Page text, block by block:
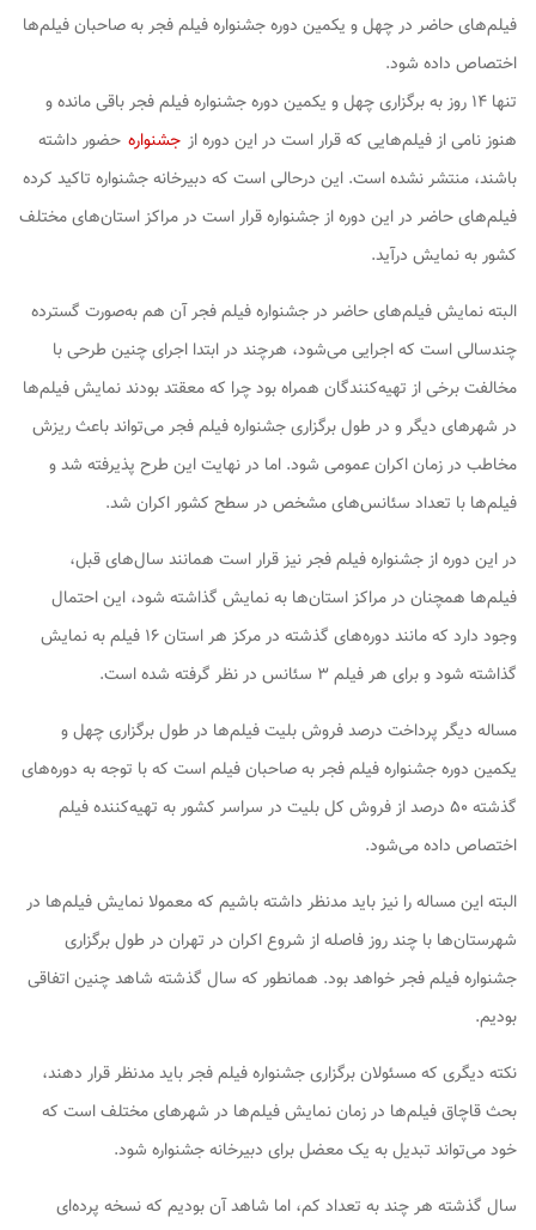
فیلم‌های حاضر در چهل و یکمین دوره جشنواره فیلم فجر به صاحبان فیلم‌ها
اختصاص داده شود.
تنها ۱۴ روز به برگزاری چهل و یکمین دوره جشنواره فیلم فجر باقی مانده و
هنوز نامی از فیلم‌هایی که قرار است در این دوره از جشنواره حضور داشته
باشند، منتشر نشده است. این درحالی است که دبیرخانه جشنواره تاکید کرده
فیلم‌های حاضر در این دوره از جشنواره قرار است در مراکز استان‌های مختلف
کشور به نمایش درآید.
البته نمایش فیلم‌های حاضر در جشنواره فیلم فجر آن هم به‌صورت گسترده
چندسالی است که اجرایی می‌شود، هرچند در ابتدا اجرای چنین طرحی با
مخالفت برخی از تهیه‌کنندگان همراه بود چرا که معقتد بودند نمایش فیلم‌ها
در شهرهای دیگر و در طول برگزاری جشنواره فیلم فجر می‌تواند باعث ریزش
مخاطب در زمان اکران عمومی شود. اما در نهایت این طرح پذیرفته شد و
فیلم‌ها با تعداد سئانس‌های مشخص در سطح کشور اکران شد.
در این دوره از جشنواره فیلم فجر نیز قرار است همانند سال‌های قبل،
فیلم‌ها همچنان در مراکز استان‌ها به نمایش گذاشته شود، این احتمال
وجود دارد که مانند دوره‌های گذشته در مرکز هر استان ۱۶ فیلم به نمایش
گذاشته شود و برای هر فیلم ۳ سئانس در نظر گرفته شده است.
مساله دیگر پرداخت درصد فروش بلیت فیلم‌ها در طول برگزاری چهل و
یکمین دوره جشنواره فیلم فجر به صاحبان فیلم است که با توجه به دوره‌های
گذشته ۵۰ درصد از فروش کل بلیت در سراسر کشور به تهیه‌کننده فیلم
اختصاص داده می‌شود.
البته این مساله را نیز باید مدنظر داشته باشیم که معمولا نمایش فیلم‌ها در
شهرستان‌ها با چند روز فاصله از شروع اکران در تهران در طول برگزاری
جشنواره فیلم فجر خواهد بود. همانطور که سال گذشته شاهد چنین اتفاقی
بودیم.
نکته دیگری که مسئولان برگزاری جشنواره فیلم فجر باید مدنظر قرار دهند،
بحث قاچاق فیلم‌ها در زمان نمایش فیلم‌ها در شهرهای مختلف است که
خود می‌تواند تبدیل به یک معضل برای دبیرخانه جشنواره شود.
سال گذشته هر چند به تعداد کم، اما شاهد آن بودیم که نسخه پرده‌ای